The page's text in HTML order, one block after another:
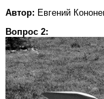
Автор: Евгений
Вопрос 2: